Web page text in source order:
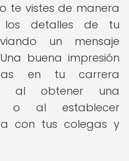
te vistes de manera
detalles de tu
un mensaje
buena impresión
en tu carrera
al obtener una
o al establecer
con tus colegas y